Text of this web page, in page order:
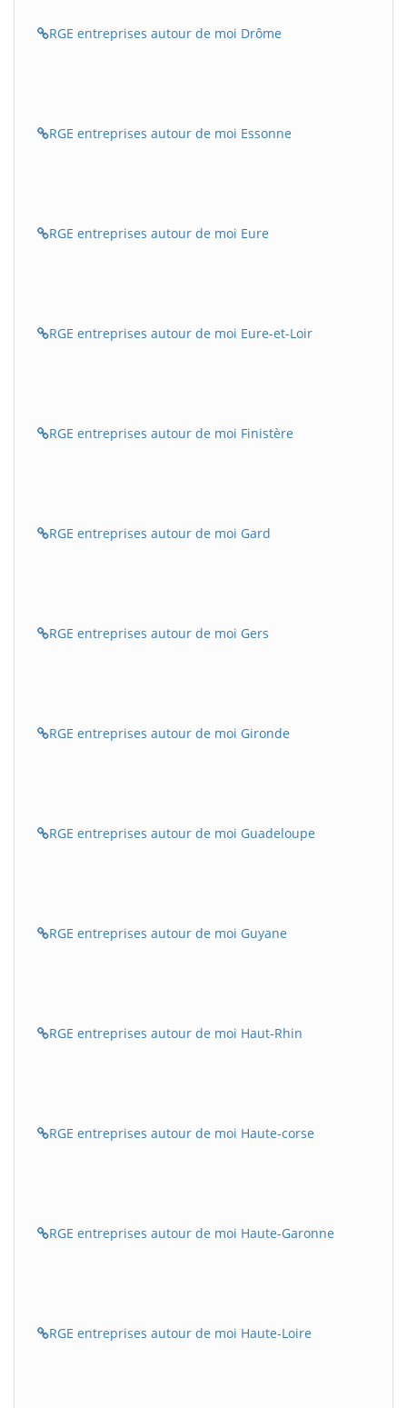
RGE entreprises autour de moi Drôme
RGE entreprises autour de moi Essonne
RGE entreprises autour de moi Eure
RGE entreprises autour de moi Eure-et-Loir
RGE entreprises autour de moi Finistère
RGE entreprises autour de moi Gard
RGE entreprises autour de moi Gers
RGE entreprises autour de moi Gironde
RGE entreprises autour de moi Guadeloupe
RGE entreprises autour de moi Guyane
RGE entreprises autour de moi Haut-Rhin
RGE entreprises autour de moi Haute-corse
RGE entreprises autour de moi Haute-Garonne
RGE entreprises autour de moi Haute-Loire